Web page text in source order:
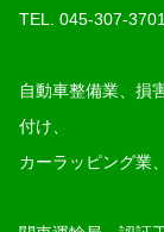
TEL. 045-307-
自動車整備業、損
付け、
カーラッピング業